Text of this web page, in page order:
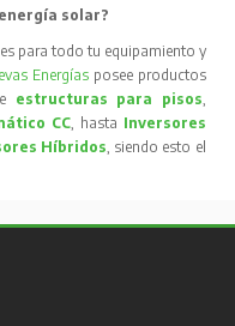
solar?
para todo tu equipamiento y
Energíasposee productos
estructuras para pisos
CC, hasta Inversores
Híbridos , siendo esto el